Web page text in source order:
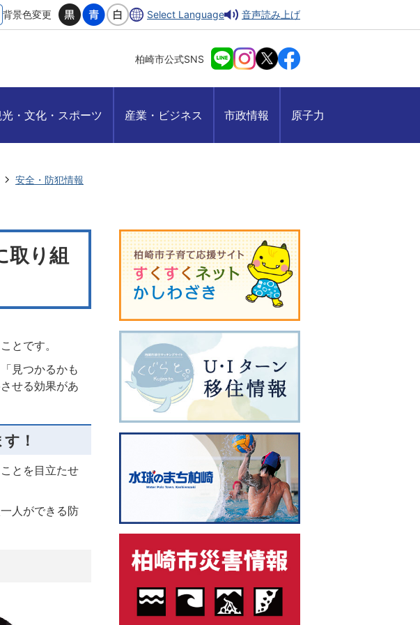
背景色変更 Select Language 音声読み上げ
柏崎市公式SNS
・文化・スポーツ 産業・ビジネス 市政情報 原子力
安全・防犯情報
取り組
とです。
見つかるかも
せる効果があ
！
とを目立たせ
人ができる防